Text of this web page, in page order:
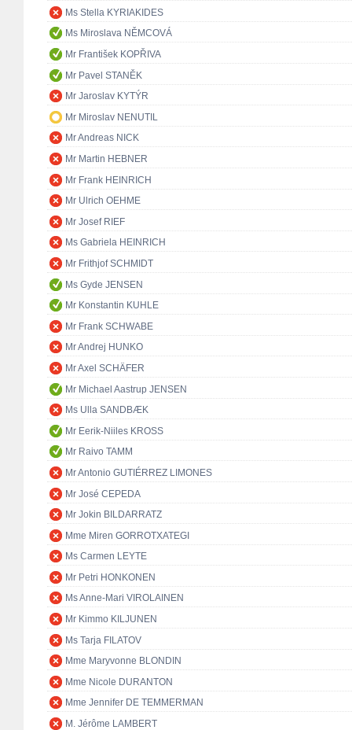
Ms Stella KYRIAKIDES
Ms Miroslava NĚMCOVÁ
Mr František KOPŘIVA
Mr Pavel STANĚK
Mr Jaroslav KYTÝR
Mr Miroslav NENUTIL
Mr Andreas NICK
Mr Martin HEBNER
Mr Frank HEINRICH
Mr Ulrich OEHME
Mr Josef RIEF
Ms Gabriela HEINRICH
Mr Frithjof SCHMIDT
Ms Gyde JENSEN
Mr Konstantin KUHLE
Mr Frank SCHWABE
Mr Andrej HUNKO
Mr Axel SCHÄFER
Mr Michael Aastrup JENSEN
Ms Ulla SANDBÆK
Mr Eerik-Niiles KROSS
Mr Raivo TAMM
Mr Antonio GUTIÉRREZ LIMONES
Mr José CEPEDA
Mr Jokin BILDARRATZ
Mme Miren GORROTXATEGI
Ms Carmen LEYTE
Mr Petri HONKONEN
Ms Anne-Mari VIROLAINEN
Mr Kimmo KILJUNEN
Ms Tarja FILATOV
Mme Maryvonne BLONDIN
Mme Nicole DURANTON
Mme Jennifer DE TEMMERMAN
M. Jérôme LAMBERT